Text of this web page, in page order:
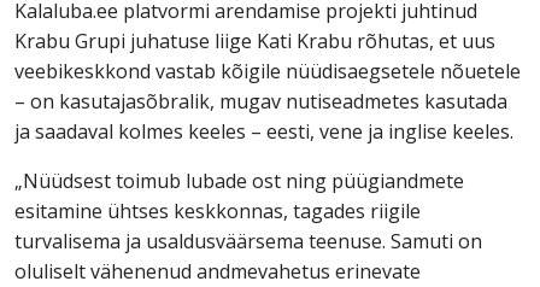
Kalaluba.ee platvormi arendamise projekti juhtinud
Krabu Grupi juhatuse liige Kati Krabu rõhutas, et uus
veebikeskkond vastab kõigile nüüdisaegsetele nõuetele
– on kasutajasõbralik, mugav nutiseadmetes kasutada
ja saadaval kolmes keeles – eesti, vene ja inglise keeles.
„Nüüdsest toimub lubade ost ning püügiandmete
esitamine ühtses keskkonnas, tagades riigile
turvalisema ja usaldusväärsema teenuse. Samuti on
oluliselt vähenenud andmevahetus erinevate